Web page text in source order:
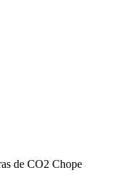
de CO2 Chope